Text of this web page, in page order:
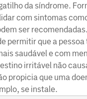
da síndrome.
com sintomas
ser recomendadas.
permitir que a pessoa
saudável e com
irritável não
propicia que uma
se instale.